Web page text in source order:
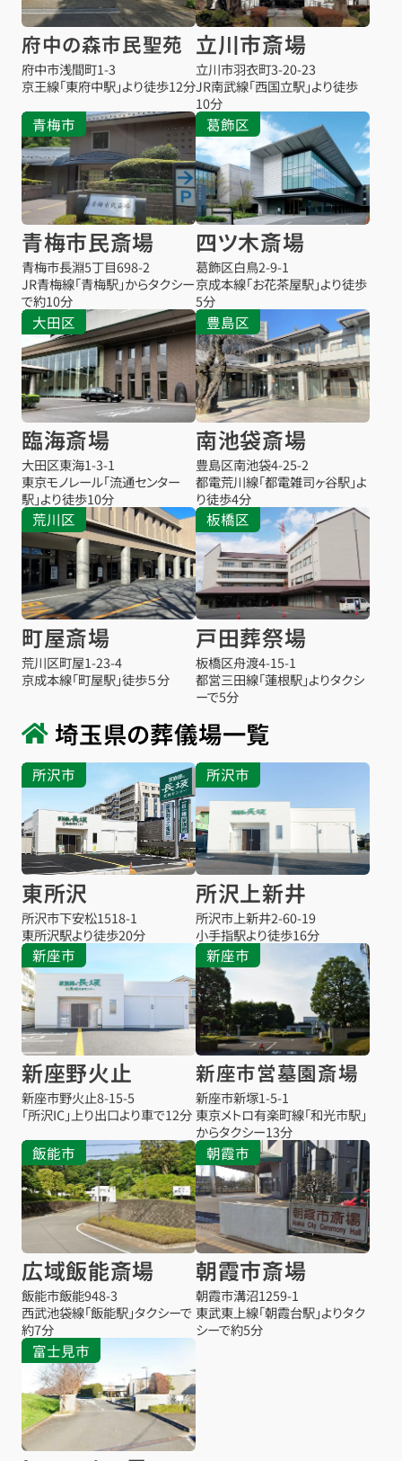
府中の森市民聖苑
府中市浅間町1-3
京王線「東府中駅」より徒歩12分
立川市斎場
立川市羽衣町3-20-23
JR南武線「西国立駅」より徒歩
10分
青梅市
青梅市民斎場
青梅市長淵5丁目698-2
JR青梅線「青梅駅」からタクシー
で約10分
葛飾区
四ツ木斎場
葛飾区白鳥2-9-1
京成本線「お花茶屋駅」より徒歩
5分
大田区
臨海斎場
大田区東海1-3-1
東京モノレール「流通センター
駅」より徒歩10分
豊島区
南池袋斎場
豊島区南池袋4-25-2
都電荒川線「都電雑司ヶ谷駅」よ
り徒歩4分
荒川区
町屋斎場
荒川区町屋1-23-4
京成本線「町屋駅」徒歩５分
板橋区
戸田葬祭場
板橋区舟渡4-15-1
都営三田線「蓮根駅」よりタクシ
ーで5分
埼玉県の葬儀場一覧
所沢市
東所沢
所沢市下安松1518-1
東所沢駅より徒歩20分
所沢市
所沢上新井
所沢市上新井2-60-19
小手指駅より徒歩16分
新座市
新座野火止
新座市野火止8-15-5
「所沢IC」上り出口より車で12分
新座市
新座市営墓園斎場
新座市新塚1-5-1
東京メトロ有楽町線「和光市駅」
からタクシー13分
飯能市
広域飯能斎場
飯能市飯能948-3
西武池袋線「飯能駅」タクシーで
約7分
朝霞市
朝霞市斎場
朝霞市溝沼1259-1
東武東上線「朝霞台駅」よりタク
シーで約5分
富士見市